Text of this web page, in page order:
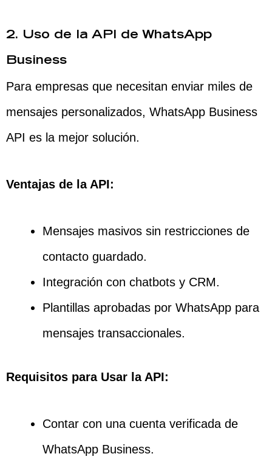
2. Uso de la API de WhatsApp
Business
Para empresas que necesitan enviar miles de
mensajes personalizados, WhatsApp Business
API es la mejor solución.
Ventajas de la API:
Mensajes masivos sin restricciones de
contacto guardado.
Integración con chatbots y CRM.
Plantillas aprobadas por WhatsApp para
mensajes transaccionales.
Requisitos para Usar la API:
Contar con una cuenta verificada de
WhatsApp Business.